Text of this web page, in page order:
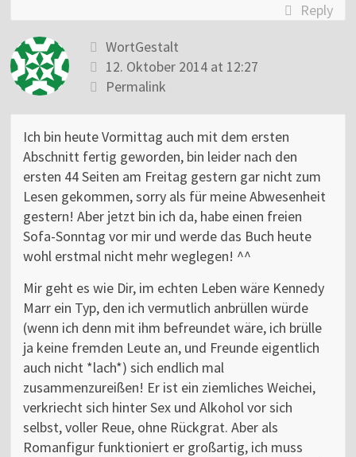
Reply
WortGestalt
12. Oktober 2014 at 12:27
Permalink
Ich bin heute Vormittag auch mit dem ersten
Abschnitt fertig geworden, bin leider nach den
ersten 44 Seiten am Freitag gestern gar nicht zum
Lesen gekommen, sorry als für meine Abwesenheit
gestern! Aber jetzt bin ich da, habe einen freien
Sofa-Sonntag vor mir und werde das Buch heute
wohl erstmal nicht mehr weglegen! ^^
Mir geht es wie Dir, im echten Leben wäre Kennedy
Marr ein Typ, den ich vermutlich anbrüllen würde
(wenn ich denn mit ihm befreundet wäre, ich brülle
ja keine fremden Leute an, und Freunde eigentlich
auch nicht *lach*) sich endlich mal
zusammenzureißen! Er ist ein ziemliches Weichei,
verkriecht sich hinter Sex und Alkohol vor sich
selbst, voller Reue, ohne Rückgrat. Aber als
Romanfigur funktioniert er großartig, ich muss